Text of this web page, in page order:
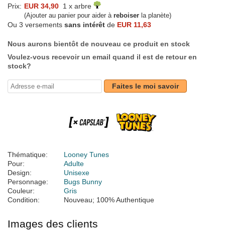
Prix: EUR 34,90 1 x arbre
(Ajouter au panier pour aider à reboiser la planète)
Ou 3 versements sans intérêt de EUR 11,63
Nous aurons bientôt de nouveau ce produit en stock
Voulez-vous recevoir un email quand il est de retour en
stock?
Faites le moi savoir
Thématique:
Looney Tunes
Pour:
Adulte
Design:
Unisexe
Personnage:
Bugs Bunny
Couleur:
Gris
Condition:
Nouveau; 100% Authentique
Images des clients